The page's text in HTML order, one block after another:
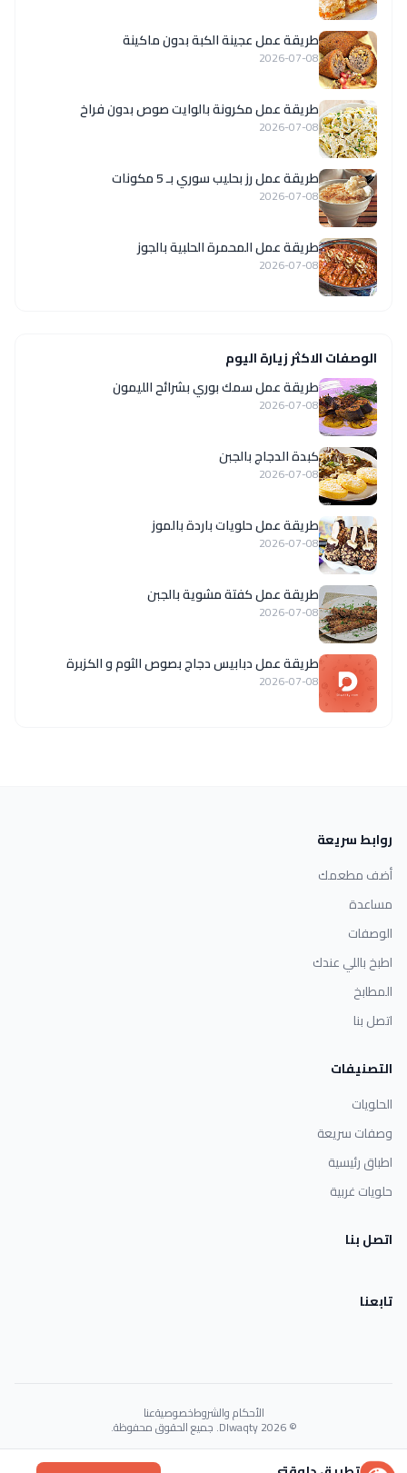
طريقة عمل عجينة الكبة بدون ماكينة
2026-07-08
طريقة عمل مكرونة بالوايت صوص بدون فراخ
2026-07-08
طريقة عمل رز بحليب سوري بـ 5 مكونات
2026-07-08
طريقة عمل المحمرة الحلبية بالجوز
2026-07-08
الوصفات الاكثر زيارة اليوم
طريقة عمل سمك بوري بشرائح الليمون
2026-07-08
كبدة الدجاج بالجبن
2026-07-08
طريقة عمل حلويات باردة بالموز
2026-07-08
طريقة عمل كفتة مشوية بالجبن
2026-07-08
طريقة عمل دبابيس دجاج بصوص الثوم و الكزبرة
2026-07-08
روابط سريعة
أضف مطعمك
مساعدة
الوصفات
اطبخ باللي عندك
المطابخ
اتصل بنا
التصنيفات
الحلويات
وصفات سريعة
اطباق رئيسية
حلويات غربية
اتصل بنا
تابعنا
الأحكام والشروطخصوصيةعنا
© 2026 Dlwaqty. جميع الحقوق محفوظة.
Powered byGAIT